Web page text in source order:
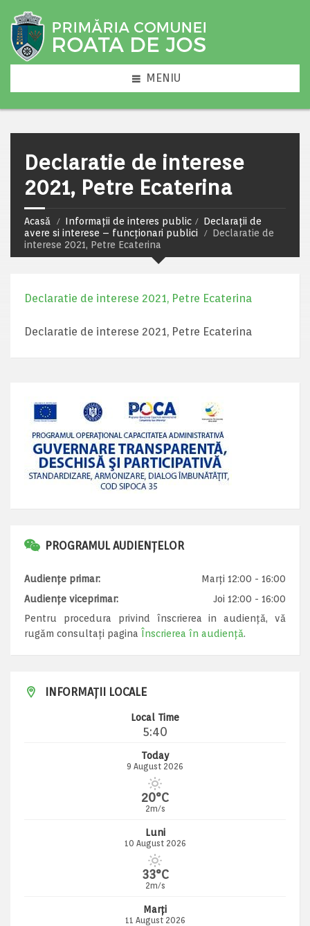
MENIU
Declaratie de interese
2021, Petre Ecaterina
Acasă Informații de interes public
Declarații de
avere si interese – funcționari publici
Declaratie de
interese 2021, Petre Ecaterina
Declaratie de interese 2021, Petre Ecaterina
Declaratie de interese 2021, Petre Ecaterina
PROGRAMUL AUDIENȚELOR
Audiențe primar:
Marți 12:00 - 16:00
Audiențe viceprimar:
Joi 12:00 - 16:00
Pentru procedura privind înscrierea in audiență, vă
rugăm consultați pagina Înscrierea în audiență.
INFORMAȚII LOCALE
Local Time
5:40
Today
9 August 2026
20°C
2m/s
Luni
10 August 2026
33°C
2m/s
Marți
11 August 2026